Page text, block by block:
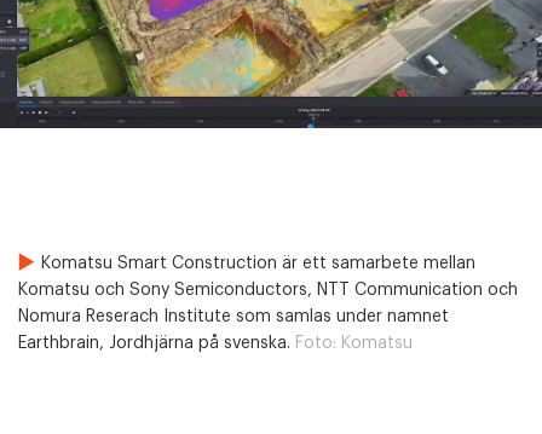
Komatsu Smart Construction är ett samarbete mellan
Komatsu och Sony Semiconductors, NTT Communication och
Nomura Reserach Institute som samlas under namnet
Earthbrain, Jordhjärna på svenska. Foto: Komatsu